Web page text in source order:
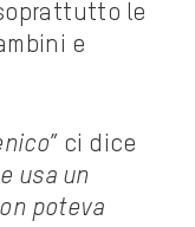
le
e
” ci dice
usa un
poteva